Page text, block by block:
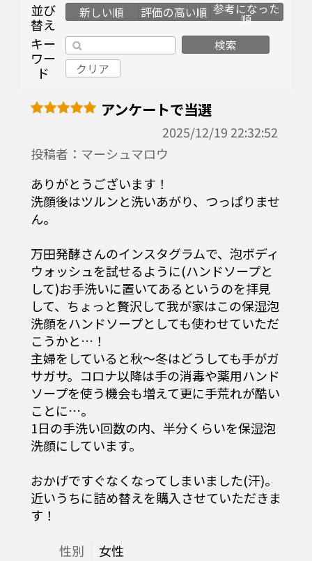
並び
替え
新しい順 評価の高い順 参考になった
順
キー
ワー
ド
検索
クリア
アンケートで当選
2025/12/19 22:32:52
投稿者：マーシュマロウ
ありがとうございます！
洗顔後はツルンと洗いあがり、つっぱりませ
ん。
万田発酵さんのインスタグラムで、泡ボディ
ウォッシュを試せるように(ハンドソープと
して)お手洗いに置いてあるというのを拝見
して、ちょっと贅沢して我が家はこの保湿泡
洗顔をハンドソープとしても使わせていただ
こうかと…！
主婦をしていると秋～冬はどうしても手がガ
サガサ。コロナ以降は手の消毒や薬用ハンド
ソープを使う機会も増えて更に手荒れが酷い
ことに…。
1日の手洗い回数の内、半分くらいを保湿泡
洗顔にしています。
おかげですぐなくなってしまいました(汗)。
近いうちに詰め替えを購入させていただきま
す！
性別
女性